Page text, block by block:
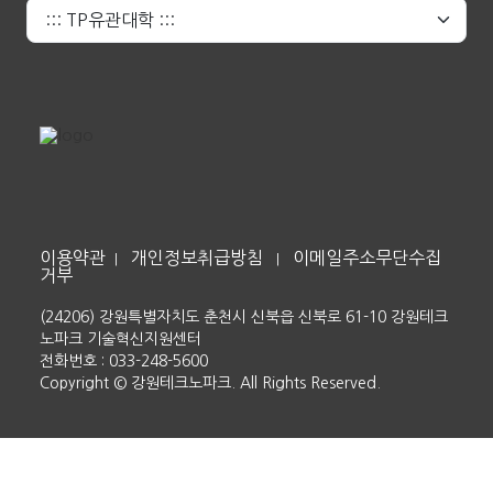
이용약관 개인정보취급방침
이메일주소무단수집
거부
(24206) 강원특별자치도 춘천시 신북읍 신북로 61-10 강원테크
노파크 기술혁신지원센터
전화번호 : 033-248-5600
Copyright © 강원테크노파크. All Rights Reserved.